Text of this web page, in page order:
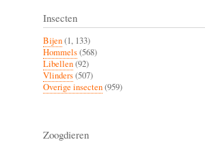
Insecten
Bijen(1, 133)
Hommels(568)
Libellen(92)
Vlinders(507)
Overige insecten(959)
Zoogdieren